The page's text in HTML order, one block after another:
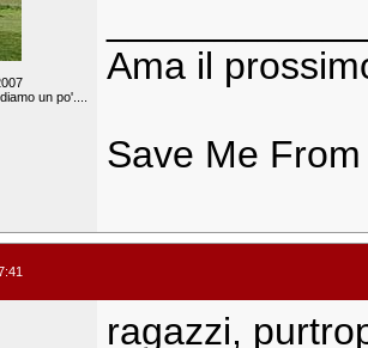
un po'....
Ama il
Save Me
ragazzi,